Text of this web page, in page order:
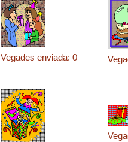
Vegades enviada: 0